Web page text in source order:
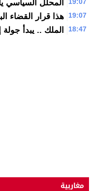
المحلل السياسي
19:07 هذا قرار القضاء
18:47 الملك .. يبدأ جولة
مغاربية